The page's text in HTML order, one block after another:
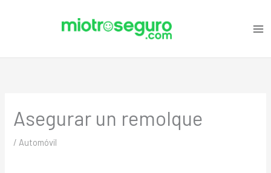
Asegurar un remolque
/ Automóvil
e
a